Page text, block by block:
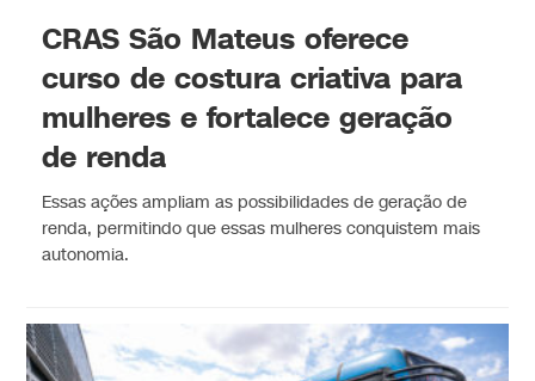
CRAS São Mateus oferece
curso de costura criativa para
mulheres e fortalece geração
de renda
Essas ações ampliam as possibilidades de geração de
renda, permitindo que essas mulheres conquistem mais
autonomia.